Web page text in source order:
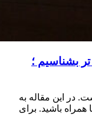
بشناسیم ؛
در این مقاله به
همراه باشید. برای